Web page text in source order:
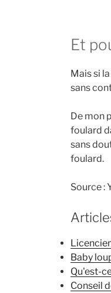
Et
Mais si
sans
De mon
foulard
sans
foulard.
Source :
Baby
Qu'est-
Conseil